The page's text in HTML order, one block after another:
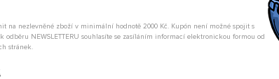
na nezlevněné zboží v minimální hodnotě 2000 Kč. Kupón není možné spojit s
odběru NEWSLETTERU souhlasíte se zasíláním informací elektronickou formou od
stránek.
POSLAT DOTAZ